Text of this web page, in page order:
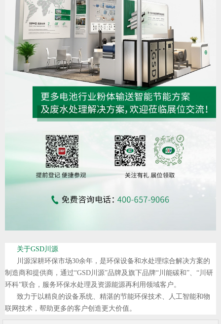
关于GSD川源
川源深耕环保市场30余年，是环保设备和水处理综合解决方案的
制造商和提供商，通过“GSD川源”品牌及旗下品牌“川能碳和”、“川研
环科”联合，服务环保水处理及资源能源再利用领域客户。
致力于以精良的设备系统、精湛的节能环保技术、人工智能和物
联网技术，帮助更多的客户创造更大价值。